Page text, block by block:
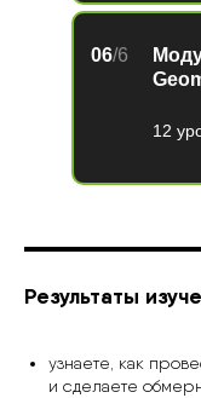
06/6
12
Результаты
узнаете, как
и сделаете